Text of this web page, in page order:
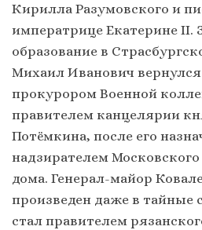
Кирилла Разумовского и
императрице Екатерине II.
образование в
Михаил Иванович вернулся
прокурором Военной
правителем канцелярии
Потёмкина, после его
надзирателем Московского
дома. Генерал-майор
произведен даже в тайные
стал правителем